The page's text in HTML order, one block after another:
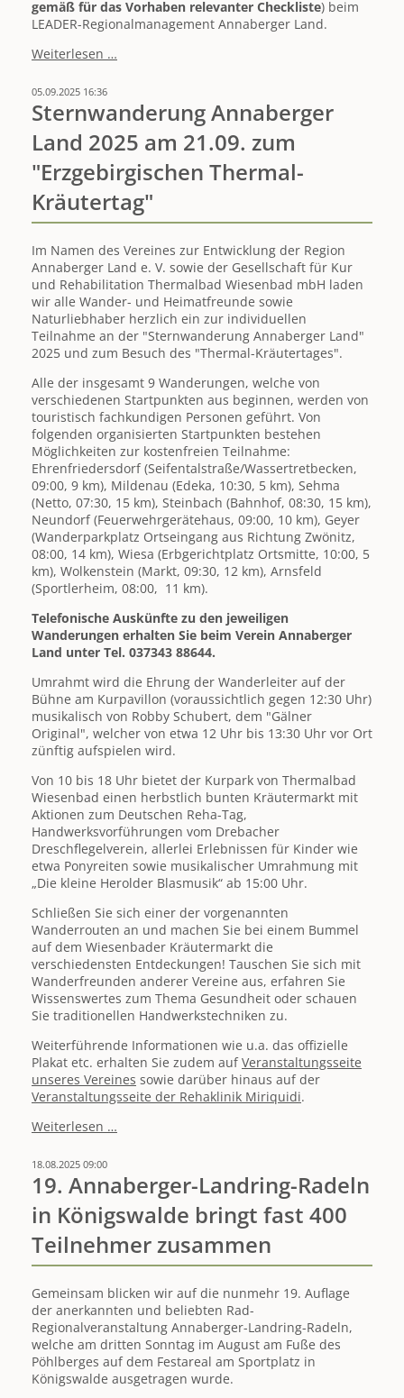
gemäß für das Vorhaben relevanter Checkliste) beim
LEADER-Regionalmanagement Annaberger Land.
Weiterlesen …
LEADER-
Fördervorhaben
gestartet
/
Einreichungsfrist
12.12.2025
05.09.2025 16:36
Sternwanderung Annaberger
Land 2025 am 21.09. zum
"Erzgebirgischen Thermal-
Kräutertag"
Im Namen des Vereines zur Entwicklung der Region
Annaberger Land e. V. sowie der Gesellschaft für Kur
und Rehabilitation Thermalbad Wiesenbad mbH laden
wir alle Wander- und Heimatfreunde sowie
Naturliebhaber herzlich ein zur individuellen
Teilnahme an der "Sternwanderung Annaberger Land"
2025 und zum Besuch des "Thermal-Kräutertages".
Alle der insgesamt 9 Wanderungen, welche von
verschiedenen Startpunkten aus beginnen, werden von
touristisch fachkundigen Personen geführt. Von
folgenden organisierten Startpunkten bestehen
Möglichkeiten zur kostenfreien Teilnahme:
Ehrenfriedersdorf (Seifentalstraße/Wassertretbecken,
09:00, 9 km), Mildenau (Edeka, 10:30, 5 km), Sehma
(Netto, 07:30, 15 km), Steinbach (Bahnhof, 08:30, 15 km),
Neundorf (Feuerwehrgerätehaus, 09:00, 10 km), Geyer
(Wanderparkplatz Ortseingang aus Richtung Zwönitz,
08:00, 14 km), Wiesa (Erbgerichtplatz Ortsmitte, 10:00, 5
km), Wolkenstein (Markt, 09:30, 12 km), Arnsfeld
(Sportlerheim, 08:00, 11 km).
Telefonische Auskünfte zu den jeweiligen
Wanderungen erhalten Sie beim Verein Annaberger
Land unter Tel. 037343 88644.
Umrahmt wird die Ehrung der Wanderleiter auf der
Bühne am Kurpavillon (voraussichtlich gegen 12:30 Uhr)
musikalisch von Robby Schubert, dem "Gälner
Original", welcher von etwa 12 Uhr bis 13:30 Uhr vor Ort
zünftig aufspielen wird.
Von 10 bis 18 Uhr bietet der Kurpark von Thermalbad
Wiesenbad einen herbstlich bunten Kräutermarkt mit
Aktionen zum Deutschen Reha-Tag,
Handwerksvorführungen vom Drebacher
Dreschflegelverein, allerlei Erlebnissen für Kinder wie
etwa Ponyreiten sowie musikalischer Umrahmung mit
„Die kleine Herolder Blasmusik“ ab 15:00 Uhr.
Schließen Sie sich einer der vorgenannten
Wanderrouten an und machen Sie bei einem Bummel
auf dem Wiesenbader Kräutermarkt die
verschiedensten Entdeckungen! Tauschen Sie sich mit
Wanderfreunden anderer Vereine aus, erfahren Sie
Wissenswertes zum Thema Gesundheit oder schauen
Sie traditionellen Handwerkstechniken zu.
Weiterführende Informationen wie u.a. das offizielle
Plakat etc. erhalten Sie zudem aufVeranstaltungsseite
unseres Vereines sowie darüber hinaus auf der
Veranstaltungsseite der Rehaklinik Miriquidi.
Weiterlesen …
2025
am
21.09.
zum
"Erzgebirgischen
Thermal-
18.08.2025 09:00
19. Annaberger-Landring-Radeln
in Königswalde bringt fast 400
Teilnehmer zusammen
Gemeinsam blicken wir auf die nunmehr 19. Auflage
der anerkannten und beliebten Rad-
Regionalveranstaltung Annaberger-Landring-Radeln,
welche am dritten Sonntag im August am Fuße des
Pöhlberges auf dem Festareal am Sportplatz in
Königswalde ausgetragen wurde.